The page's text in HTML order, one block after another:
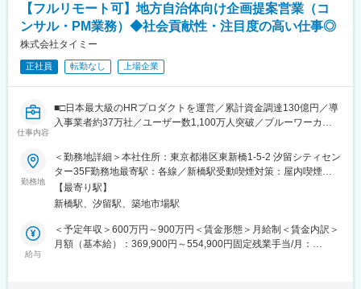
幅広い経験を積みながら管理職として成長したい方、大手企業で
長期的なキャリアを築きたい方に最適な環境です。
変更の範囲：会社の定める業務
具体的には、仮説の立案→データ収集と分析による検証→解像度
の高い問題意識の洗い出し→サービス・商品・案件企画→ステー
クホルダーとの交渉→実現というサイクルを実現をしていく必要
があると考えており、当該業務全般をマネジメントしていくメン
バーが必要なことから当ポストを募集します。
◎新商品や新サービスの企画・立案、既存サービスの改良、ま
た、これらのプロジェクトマネジメント
◎仮説構築・SQLを利用したデータ取得・BIツールを用いた分析
による検証
◎法令・ガイドラインの調査・ビジネス意見の作成・レポートの
作成
◎各種契約書のドラフト作成・社内法務部・ステークホルダーと
の契約条文調整
◎ステークホルダーとの各種交渉・調整
【フルリモート可】地方自治体向け企画提案営業（コ
ンサル・PM業務）◆社会貢献性・注目度の高い仕事◎
株式会社タイミー
正社員 転勤なし 上場企業
仕事内容
■□日本最大級のHRプロダクトを運営／累計資金調達130億円／導
入事業者約37万社／ユーザー数1,100万人突破／ブルーワーカー
■募集背景：
タイミーでは人手不足が喫緊の課題となっている地方自治体との
連携を進めております。
地方自治体との事業連携としては、2023年3月に初めて岐阜県下
呂市と業務提携に関する協定を締結したことを皮切りに、現在で
は85の地方自治体と提携しております。（2026年4月時点）
この度、地方自治体との連携増加に伴い、今後成長を加速させる
勤務地
＜勤務地詳細＞本社住所：東京都港区東新橋1-5-2 汐留シティセン
ター35F勤務地最寄駅：各線／新橋駅受動喫煙対策：屋内喫煙可
能場所あり
【最寄り駅】
新橋駅、汐留駅、築地市場駅
給与
＜予定年収＞600万円～900万円＜賃金形態＞月給制＜賃金内訳＞
月額（基本給）：369,900円～554,900円固定残業手当/月：